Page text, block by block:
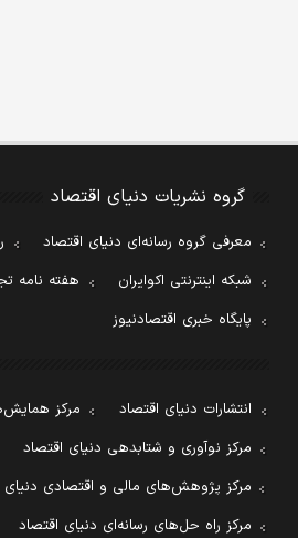
گروه نشریات دنیای اقتصاد
معرفی گروه رسانه‌ای دنیای اقتصاد
شبکه اینترنتی اکوایران
هفته نامه
پایگاه خبری اقتصادنیوز
انتشارات دنیای اقتصاد
مرکز
مرکز نوآوری و شتابدهی دنیای اقتصاد
مرکز پژوهش‌های مالی و اقتصادی دنیای
مرکز راه حل‌های رسانه‌ای دنیای اقتصاد